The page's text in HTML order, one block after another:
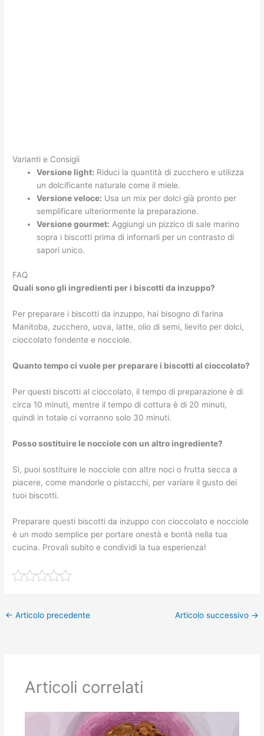
Varianti e Consigli
Versione light: Riduci la quantità di zucchero e utilizza
un dolcificante naturale come il miele.
Versione veloce: Usa un mix per dolci già pronto per
semplificare ulteriormente la preparazione.
Versione gourmet: Aggiungi un pizzico di sale marino
sopra i biscotti prima di infornarli per un contrasto di
sapori unico.
FAQ
Quali sono gli ingredienti per i biscotti da inzuppo?
Per preparare i biscotti da inzuppo, hai bisogno di farina
Manitoba, zucchero, uova, latte, olio di semi, lievito per dolci,
cioccolato fondente e nocciole.
Quanto tempo ci vuole per preparare i biscotti al cioccolato?
Per questi biscotti al cioccolato, il tempo di preparazione è di
circa 10 minuti, mentre il tempo di cottura è di 20 minuti,
quindi in totale ci vorranno solo 30 minuti.
Posso sostituire le nocciole con un altro ingrediente?
Sì, puoi sostituire le nocciole con altre noci o frutta secca a
piacere, come mandorle o pistacchi, per variare il gusto dei
tuoi biscotti.
Preparare questi biscotti da inzuppo con cioccolato e nocciole
è un modo semplice per portare onestà e bontà nella tua
cucina. Provali subito e condividi la tua esperienza!
← Articolo precedente Articolo successivo →
Articoli correlati